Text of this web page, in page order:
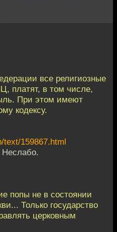
все религиозные
платят, в том числе,
При этом имеют
кодексу.
text/159867.html
Неслабо.
попы не в состоянии
Только государство
церковным